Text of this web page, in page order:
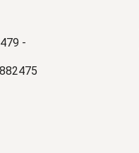
-